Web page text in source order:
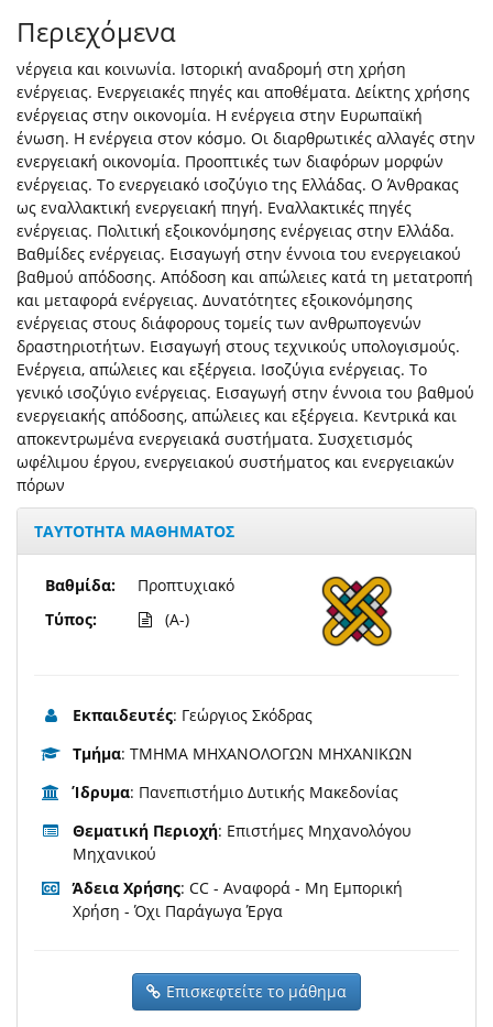
Περιεχόμενα
νέργεια και κοινωνία. Ιστορική αναδρομή στη χρήση
ενέργειας. Ενεργειακές πηγές και αποθέματα. Δείκτης χρήσης
ενέργειας στην οικονομία. Η ενέργεια στην Ευρωπαϊκή
ένωση. Η ενέργεια στον κόσμο. Οι διαρθρωτικές αλλαγές στην
ενεργειακή οικονομία. Προοπτικές των διαφόρων μορφών
ενέργειας. Το ενεργειακό ισοζύγιο της Ελλάδας. Ο Άνθρακας
ως εναλλακτική ενεργειακή πηγή. Εναλλακτικές πηγές
ενέργειας. Πολιτική εξοικονόμησης ενέργειας στην Ελλάδα.
Βαθμίδες ενέργειας. Εισαγωγή στην έννοια του ενεργειακού
βαθμού απόδοσης. Απόδοση και απώλειες κατά τη μετατροπή
και μεταφορά ενέργειας. Δυνατότητες εξοικονόμησης
ενέργειας στους διάφορους τομείς των ανθρωπογενών
δραστηριοτήτων. Εισαγωγή στους τεχνικούς υπολογισμούς.
Ενέργεια, απώλειες και εξέργεια. Ισοζύγια ενέργειας. Το
γενικό ισοζύγιο ενέργειας. Εισαγωγή στην έννοια του βαθμού
ενεργειακής απόδοσης, απώλειες και εξέργεια. Κεντρικά και
αποκεντρωμένα ενεργειακά συστήματα. Συσχετισμός
ωφέλιμου έργου, ενεργειακού συστήματος και ενεργειακών
πόρων
ΤΑΥΤΟΤΗΤΑ ΜΑΘΗΜΑΤΟΣ
Βαθμίδα:
Τύπος:
Προπτυχιακό
(A-)
Εκπαιδευτές: Γεώργιος Σκόδρας
Τμήμα: TMHMA ΜΗΧΑΝΟΛΟΓΩΝ ΜΗΧΑΝΙΚΩΝ
Ίδρυμα: Πανεπιστήμιο Δυτικής Μακεδονίας
Θεματική Περιοχή: Επιστήμες Μηχανολόγου
Μηχανικού
Άδεια Χρήσης: CC - Αναφορά - Μη Εμπορική
Χρήση - Όχι Παράγωγα Έργα
Επισκεφτείτε το μάθημα